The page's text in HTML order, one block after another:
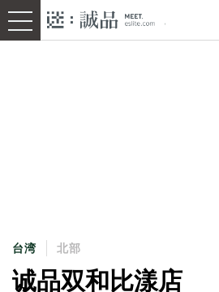
台湾 北部
诚品双和比漾店